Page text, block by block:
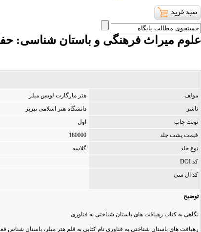
علوم میراث فرهنگی و باستان شناسی:
مولف هتر مارگارت لویس میلر
ناشر
دانشگاه هنر اسلامی تبریز
نوبت چاپ
اول
قیمت پشت جلد
180000
نوع جلد
گلاسه
کد DOI
کد ال سی
توضیح
نگاهی به کتاب رهیافت های باستان شناختی به فناوری
رهیافت های باستان شناختی به فناوری نام کتابی به قلم هتر میلر، باستان